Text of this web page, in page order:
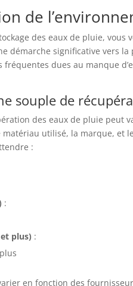
de
des eaux de pluie, vous
démarche significative vers
fréquentes dues au manque
souple de
des eaux de pluie peut
utilisé, la marque, et
:
:
plus) :
en fonction des